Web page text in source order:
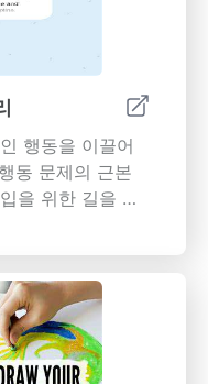
행동을 이끌어
동 문제의 근본
을 위한 길을 열